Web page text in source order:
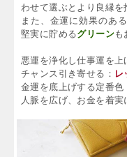
わせて選ぶとより良縁を
また、金運に効果のあ
堅実に貯めるグリーンも
悪運を浄化し仕事運を上
チャンス引き寄せる： レ
金運を底上げする定番色
人脈を広げ、お金を着実